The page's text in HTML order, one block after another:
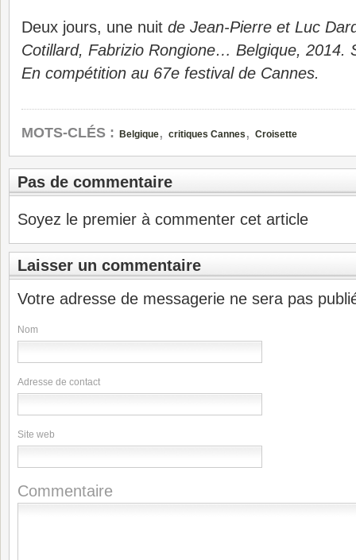
Deux jours, une nuit de Jean-Pierre et Luc
Cotillard, Fabrizio Rongione… Belgique, 2014.
En compétition au 67e festival de Cannes.
MOTS-CLÉS : Belgique, critiques Cannes , Croisette
Pas de commentaire
Soyez le premier à commenter cet article
Laisser un commentaire
Votre adresse de messagerie ne sera pas
Nom
Adresse de contact
Site web
Commentaire